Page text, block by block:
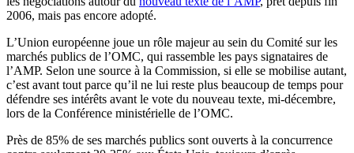
2006, mais pas encore adopté.
L’Union européenne joue un rôle majeur au sein du Comité sur les
marchés publics de l’OMC, qui rassemble les pays signataires de
l’AMP. Selon une source à la Commission, si elle se mobilise autant,
c’est avant tout parce qu’il ne lui reste plus beaucoup de temps pour
défendre ses intérêts avant le vote du nouveau texte, mi-décembre,
lors de la Conférence ministérielle de l’OMC.
Près de 85% de ses marchés publics sont ouverts à la concurrence